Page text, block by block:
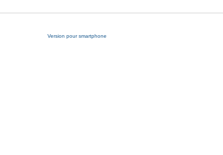
Version pour smartphone